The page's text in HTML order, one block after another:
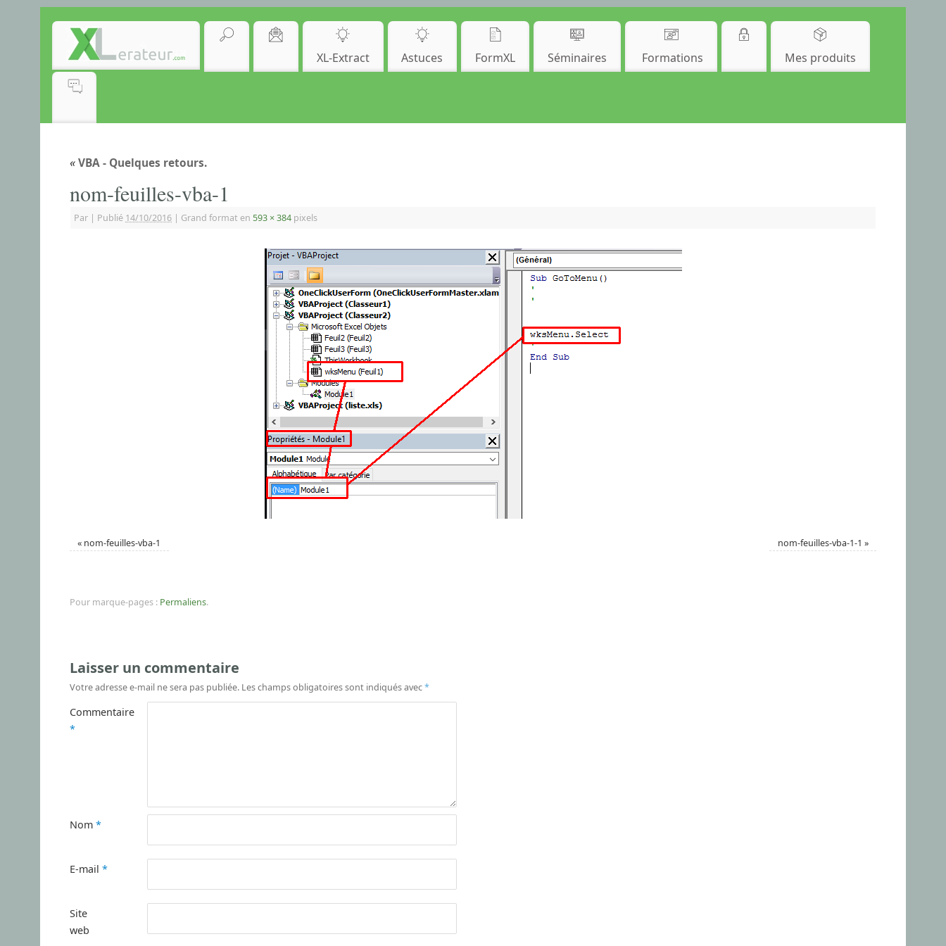
XL-Extract Astuces FormXL Séminaires Formations Mes produits
«VBA - Quelques retours.
nom-feuilles-vba-1
Par | Publié 14/10/2016 | Grand format en 593 × 384 pixels
« nom-feuilles-vba-1 nom-feuilles-vba-1-1 »
Pour marque-pages : Permaliens.
Laisser un commentaire
Votre adresse e-mail ne sera pas publiée. Les champs obligatoires sont indiqués avec*
Commentaire
*
Nom *
E-mail *
Site
web